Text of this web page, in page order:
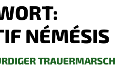
NÉMÉSIS
TRAUERMARSCH